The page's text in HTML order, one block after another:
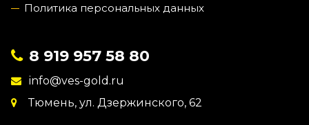
Политика персональных данных
8 919 957 58 80
info@ves-gold.ru
Тюмень, ул. ​Дзержинского, 62